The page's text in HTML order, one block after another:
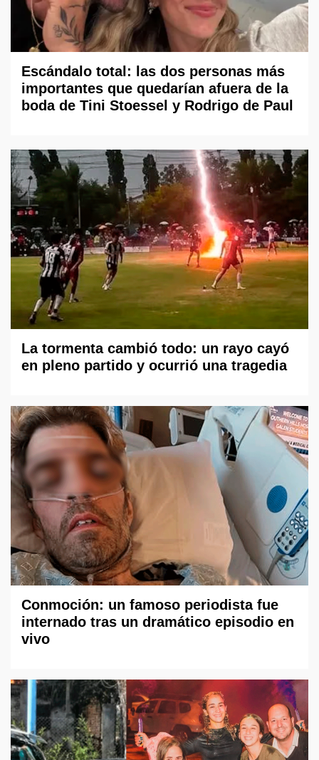
Escándalo total: las dos personas más
importantes que quedarían afuera de la
boda de Tini Stoessel y Rodrigo de Paul
La tormenta cambió todo: un rayo cayó
en pleno partido y ocurrió una tragedia
Conmoción: un famoso periodista fue
internado tras un dramático episodio en
vivo